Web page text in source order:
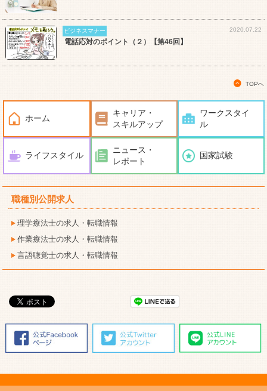
ビジネスマナー 2020.07.22
電話応対のポイント（２）【第46回】
TOPへ
ホーム
キャリア・
スキルアップ
ワークスタイ
ル
ライフスタイル
ニュース・
レポート
国家試験
職種別公開求人
理学療法士の求人・転職情報
作業療法士の求人・転職情報
言語聴覚士の求人・転職情報